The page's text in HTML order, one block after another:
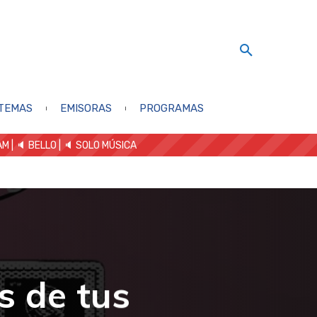
EMISORAS PROGRAMAS
| 🔈 BELLO 🔈 SOLO MÚSICA
de tus